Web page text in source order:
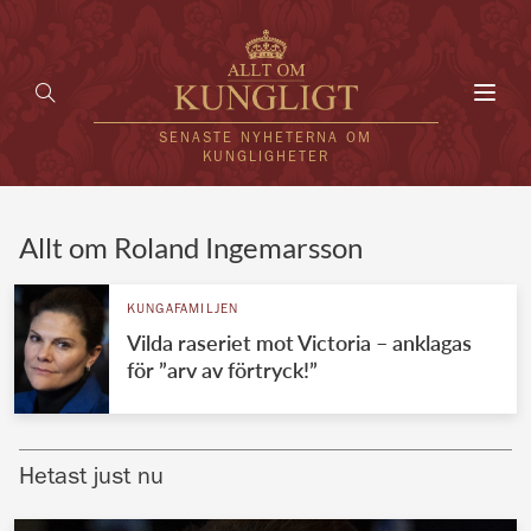
SENASTE NYHETERNA OM
KUNGLIGHETER
UTLÄNDSKT
VÄRLDENS KUNGAHUS
Brittiska kungahuset
Allt om Roland Ingemarsson
KUNGAFAMILJEN
Vilda raseriet mot Victoria – anklagas
för ”arv av förtryck!”
Hetast just nu